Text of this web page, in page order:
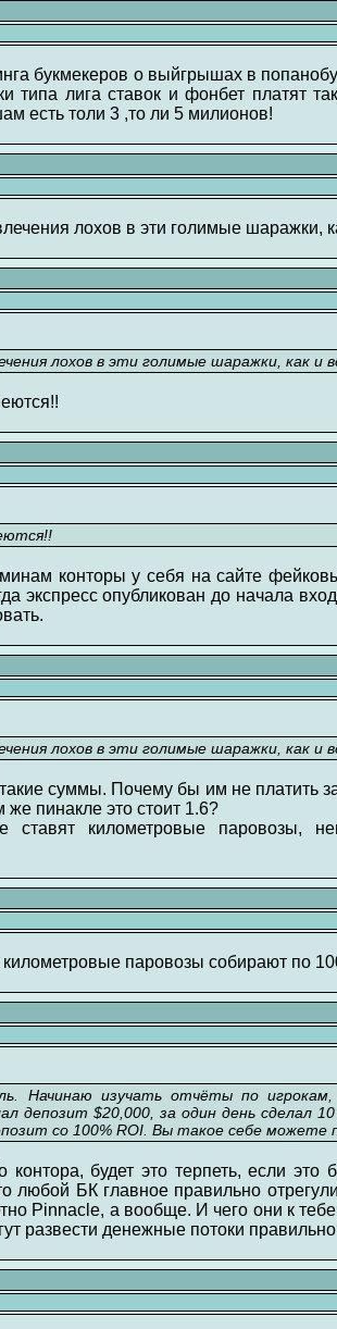
букмекеров о выйгрышах в
типа лига ставок и фонбет платят
есть толи 3 ,то ли 5 милионов!
лохов в эти голимые шаражки,
лохов в эти голимые шаражки, как и
конторы у себя на сайте
экспресс опубликован до начала
лохов в эти голимые шаражки, как и
суммы. Почему бы им не платить
пинакле это стоит 1.6?
ставят километровые паровозы,
паровозы собирают по
изучать отчёты по
депозит $20,000, за один день сделал
со 100% ROI. Вы такое себе можете
будет это терпеть, если это
любой БК главное правильно
Pinnacle, а вообще. И чего они к
развести денежные потоки